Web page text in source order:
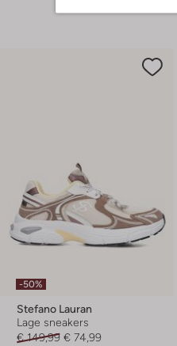
-50%
Stefano Lauran
Lage sneakers
€ 149,99 € 74,99